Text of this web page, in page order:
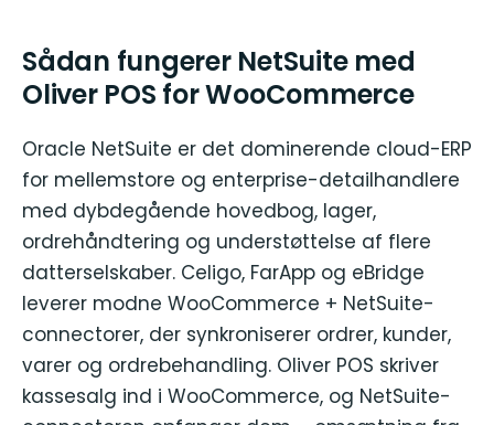
Sådan fungerer NetSuite med
Oliver POS for WooCommerce
Oracle NetSuite er det dominerende cloud-ERP
for mellemstore og enterprise-detailhandlere
med dybdegående hovedbog, lager,
ordrehåndtering og understøttelse af flere
datterselskaber. Celigo, FarApp og eBridge
leverer modne WooCommerce + NetSuite-
connectorer, der synkroniserer ordrer, kunder,
varer og ordrebehandling. Oliver POS skriver
kassesalg ind i WooCommerce, og NetSuite-